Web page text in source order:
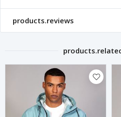
products.reviews